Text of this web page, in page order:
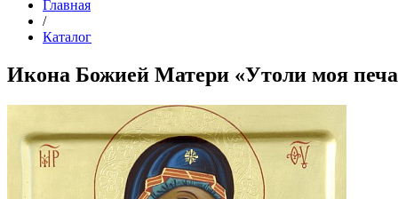
Главная
/
Каталог
Икона Божией Матери «Утоли моя